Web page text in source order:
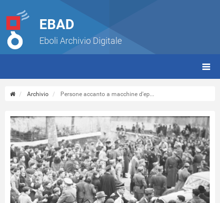
EBAD
Eboli Archivio Digitale
Archivio Persone accanto a macchine d'ep...